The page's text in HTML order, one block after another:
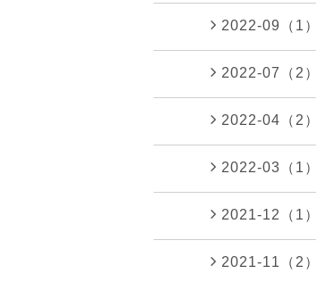
2022-09（1）
2022-07（2）
2022-04（2）
2022-03（1）
2021-12（1）
2021-11（2）